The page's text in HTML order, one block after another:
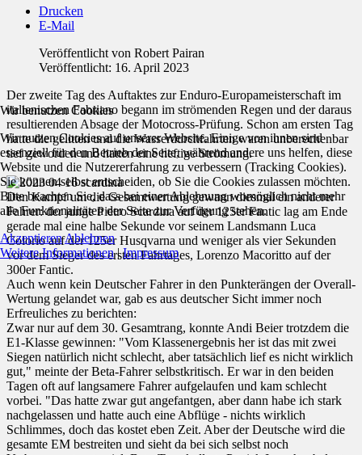
Drucken
E-Mail
Veröffentlicht von Robert Pairan
Veröffentlicht: 16. April 2023
Der zweite Tag des Auftaktes zur Enduro-Europameisterschaft im
italienischen Fabriano begann im strömenden Regen und der daraus
resultierenden Absage der Motocross-Prüfung. Schon am ersten Tag
hatte die gelitten und die Wasserdurchfahrten waren unberechenbar
tief geworden und hatten eine heftige Strömung.
Den Kampf um die Gesamtwertung gewann diesmal ein anderer
Fahrer: der junge Pietro Scardina auf der 125er Fantic lag am Ende
gerade mal eine halbe Sekunde vor seinem Landsmann Luca
Colorio auf der 125er Husqvarna und weniger als vier Sekunden
vor dem Sieger des ersten Fahrtages, Lorenzo Macoritto auf der
300er Fantic.
Auch wenn kein Deutscher Fahrer in den Punkterängen der Overall-
Wertung gelandet war, gab es aus deutscher Sicht immer noch
Erfreuliches zu berichten:
Zwar nur auf dem 30. Gesamtrang, konnte Andi Beier trotzdem die
E1-Klasse gewinnen: "Vom Klassenergebnis her ist das mit zwei
Siegen natürlich nicht schlecht, aber tatsächlich lief es nicht wirklich
gut," meinte der Beta-Fahrer selbstkritisch. Er war in den beiden
Tagen oft auf langsamere Fahrer aufgelaufen und kam schlecht
vorbei. "Das hatte zwar gut angefantgen, aber dann habe ich stark
nachgelassen und hatte auch eine Abflüge - nichts wirklich
Schlimmes, doch das kostet eben Zeit. Aber der Deutsche wird die
gesamte EM bestreiten und sieht da bei sich selbst noch
Wir benutzen Cookies
Wir nutzen Cookies auf unserer Website. Einige von ihnen sind
essenziell für den Betrieb der Seite, während andere uns helfen, diese
Website und die Nutzererfahrung zu verbessern (Tracking Cookies).
Sie können selbst entscheiden, ob Sie die Cookies zulassen möchten.
Bitte beachten Sie, dass bei einer Ablehnung womöglich nicht mehr
alle Funktionalitäten der Seite zur Verfügung stehen.
AkzeptierenAblehnen
Weitere Informationen|Impressum